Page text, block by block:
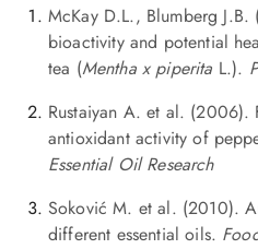
McKay D.L., Blumberg
bioactivity and potential
tea (Mentha x piperita L.).
Rustaiyan A. et al.
antioxidant activity of
Essential Oil Research
Soković M. et al. (2010).
different essential oils.